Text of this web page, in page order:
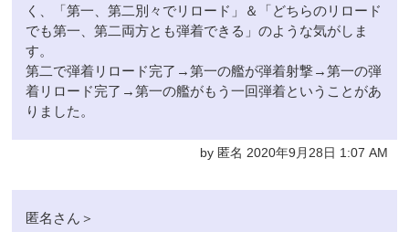
く、「第一、第二別々でリロード」＆「どちらのリロード
でも第一、第二両方とも弾着できる」のような気がしま
す。
第二で弾着リロード完了→第一の艦が弾着射撃→第一の弾
着リロード完了→第一の艦がもう一回弾着ということがあ
りました。
by 匿名 2020年9月28日 1:07 AM
匿名さん＞